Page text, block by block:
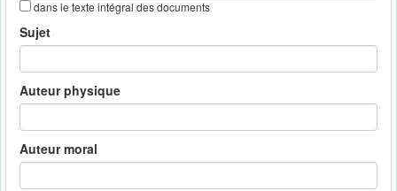
dans le texte intégral des documents
Sujet
Auteur physique
Auteur moral